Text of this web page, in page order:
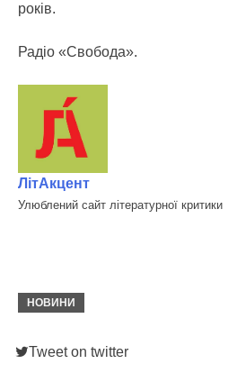
років.
Радіо «Свобода».
ЛітАкцент
Улюблений сайт літературної критики
НОВИНИ
Tweet on twitter